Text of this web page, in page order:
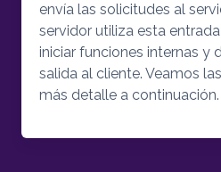
envía las solicitudes al
servidor utiliza esta
iniciar funciones internas y
salida al cliente. Veamos
más detalle a continuación.